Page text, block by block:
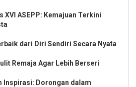
XVI ASEPP: Kemajuan Terkini
dari Diri Sendiri Secara Nyata
Remaja Agar Lebih Berseri
Inspirasi: Dorongan dalam